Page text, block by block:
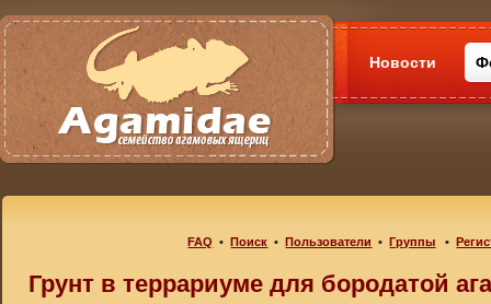
Новости
FAQ •Поиск •Пользователи •Группы •
Грунт в террариуме для бородатой